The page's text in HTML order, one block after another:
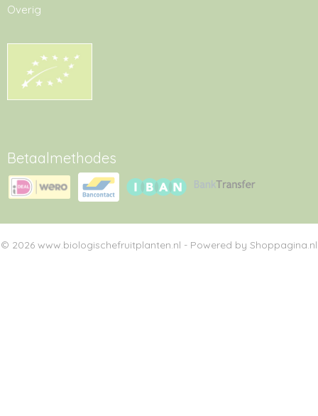
Overig
Betaalmethodes
© 2026 www.biologischefruitplanten.nl - Powered by Shoppagina.nl